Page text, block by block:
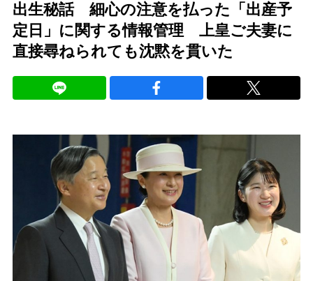
出生秘話 細心の注意を払った「出産予
定日」に関する情報管理 上皇ご夫妻に
直接尋ねられても沈黙を貫いた